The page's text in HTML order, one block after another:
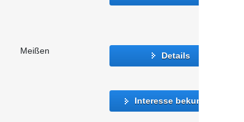
Meißen Details
Interesse bekunden